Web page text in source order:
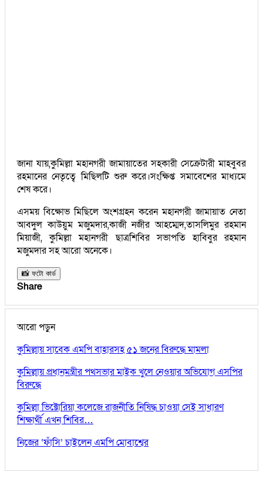
জানা যায়,কুমিল্লা মহানগরী জামায়াতের সহকারী সেক্রেটারী মাহবুবর
রহমানের নেতৃত্বে মিছিলটি শুরু করে।সংক্ষিপ্ত সমাবেশের মাধ্যমে
শেষ করে।
এসময় বিক্ষোভ মিছিলে অংশগ্রহন করেন মহানগরী জামায়াত নেতা
আবদুল কাউয়ুম মজুমদার,কাজী নজীর আহম্মেদ,তাসলিমুর রহমান
মিয়াজী, কুমিল্লা মহানগরী ছাত্রশিবির সভাপতি হাবিবুর রহমান
মজুমদার সহ আরো অনেকে।
📸 ফটো কার্ড
Share
আরো পড়ুন
কুমিল্লায় সাবেক এমপি বাহারসহ ৫১ জনের বিরুদ্ধে মামলা
কুমিল্লায় প্রধানমন্ত্রীর পথসভার মাইক খুলে নেওয়ার অভিযোগ এসপির
বিরুদ্ধে
কুমিল্লা ভিক্টোরিয়া কলেজে রাজনীতি নিষিদ্ধ চাওয়া সেই সাধারণ
শিক্ষার্থী এখন শিবির…
নিজের ‘ফাঁসি’ চাইলেন এমপি মোবাশ্বের